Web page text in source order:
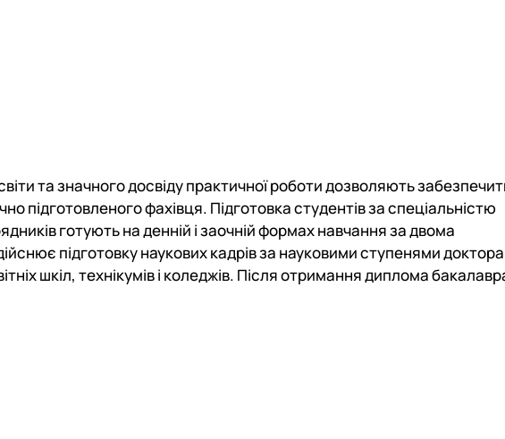
та значного досвіду практичної роботи дозволяють
підготовленого фахівця. Підготовка студентів за спеціальністю
готують на денній і заочній формах навчання за двома
підготовку наукових кадрів за науковими ступенями доктора
шкіл, технікумів і коледжів. Після отримання диплома